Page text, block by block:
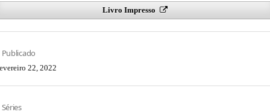
Livro Impresso
Publicado
22, 2022
Séries